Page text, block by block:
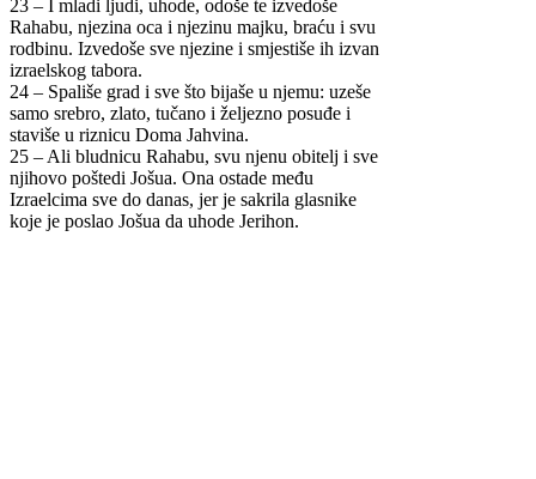
23 – I mladi ljudi, uhode, odoše te izvedoše
Rahabu, njezina oca i njezinu majku, braću i svu
rodbinu. Izvedoše sve njezine i smjestiše ih izvan
izraelskog tabora.
24 – Spališe grad i sve što bijaše u njemu: uzeše
samo srebro, zlato, tučano i željezno posuđe i
staviše u riznicu Doma Jahvina.
25 – Ali bludnicu Rahabu, svu njenu obitelj i sve
njihovo poštedi Jošua. Ona ostade među
Izraelcima sve do danas, jer je sakrila glasnike
koje je poslao Jošua da uhode Jerihon.